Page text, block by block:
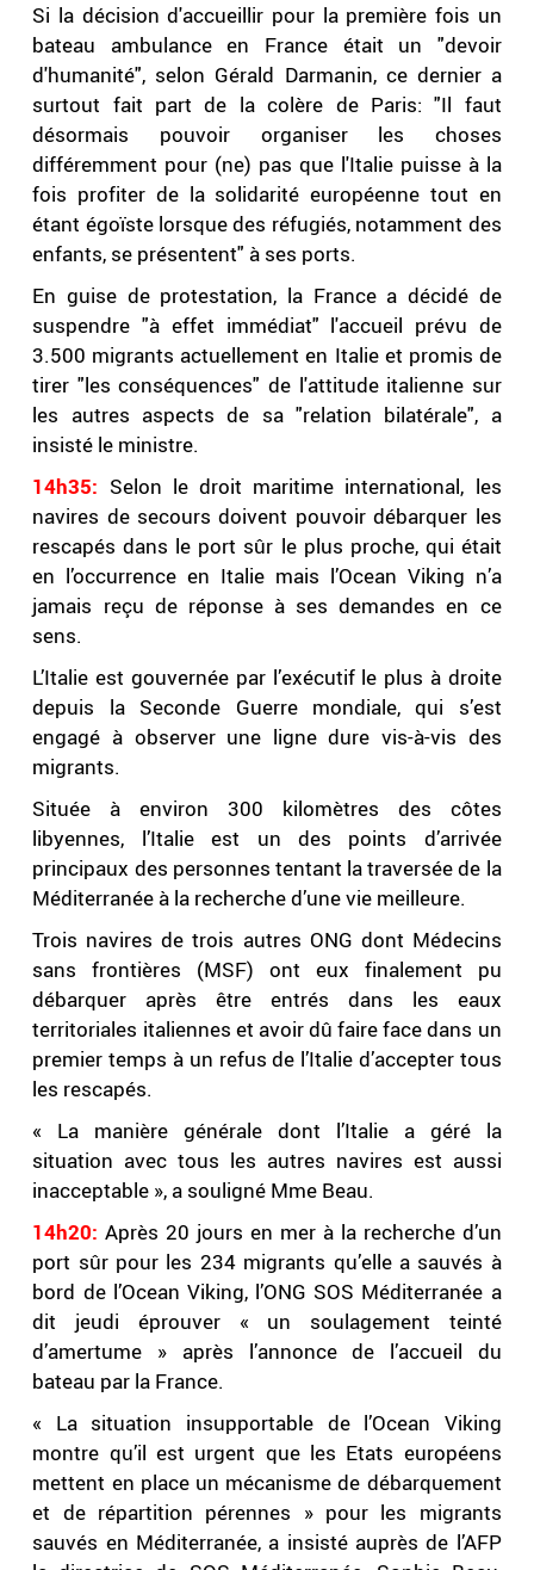
Si la décision d'accueillir pour la première fois un
bateau ambulance en France était un "devoir
d'humanité", selon Gérald Darmanin, ce dernier a
surtout fait part de la colère de Paris: "Il faut
désormais pouvoir organiser les choses
différemment pour (ne) pas que l'Italie puisse à la
fois profiter de la solidarité européenne tout en
étant égoïste lorsque des réfugiés, notamment des
enfants, se présentent" à ses ports.
En guise de protestation, la France a décidé de
suspendre "à effet immédiat" l'accueil prévu de
3.500 migrants actuellement en Italie et promis de
tirer "les conséquences" de l'attitude italienne sur
les autres aspects de sa "relation bilatérale", a
insisté le ministre.
14h35: Selon le droit maritime international, les
navires de secours doivent pouvoir débarquer les
rescapés dans le port sûr le plus proche, qui était
en l’occurrence en Italie mais l’Ocean Viking n’a
jamais reçu de réponse à ses demandes en ce
sens.
L’Italie est gouvernée par l’exécutif le plus à droite
depuis la Seconde Guerre mondiale, qui s’est
engagé à observer une ligne dure vis-à-vis des
migrants.
Située à environ 300 kilomètres des côtes
libyennes, l’Italie est un des points d’arrivée
principaux des personnes tentant la traversée de la
Méditerranée à la recherche d’une vie meilleure.
Trois navires de trois autres ONG dont Médecins
sans frontières (MSF) ont eux finalement pu
débarquer après être entrés dans les eaux
territoriales italiennes et avoir dû faire face dans un
premier temps à un refus de l’Italie d’accepter tous
les rescapés.
« La manière générale dont l’Italie a géré la
situation avec tous les autres navires est aussi
inacceptable », a souligné Mme Beau.
14h20:Après 20 jours en mer à la recherche d’un
port sûr pour les 234 migrants qu’elle a sauvés à
bord de l’Ocean Viking, l’ONG SOS Méditerranée a
dit jeudi éprouver « un soulagement teinté
d’amertume » après l’annonce de l’accueil du
bateau par la France.
« La situation insupportable de l’Ocean Viking
montre qu’il est urgent que les Etats européens
mettent en place un mécanisme de débarquement
et de répartition pérennes » pour les migrants
sauvés en Méditerranée, a insisté auprès de l’AFP